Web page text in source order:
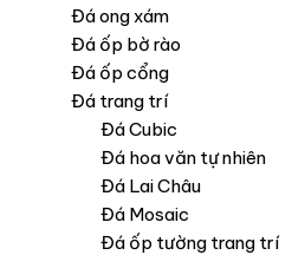
Đá ong xám
Đá ốp bờ rào
Đá ốp cổng
Đá trang trí
Đá Cubic
Đá hoa văn tự nhiên
Đá Lai Châu
Đá Mosaic
Đá ốp tường trang trí